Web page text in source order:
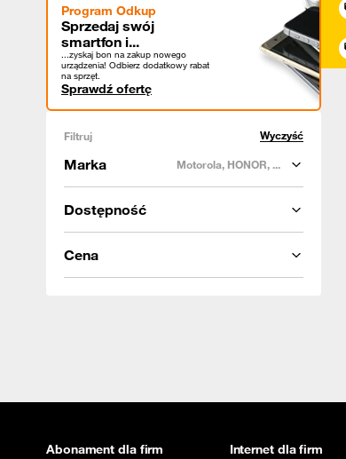
Program Odkup
Sprzedaj swój
smartfon i...
...zyskaj bon na zakup nowego
urządzenia! Odbierz dodatkowy rabat
na sprzęt.
Sprawdź ofertę
Filtruj Wyczyść
Marka Motorola, HONOR, ...
Dostępność
Cena
Abonament dla firm Internet dla firm